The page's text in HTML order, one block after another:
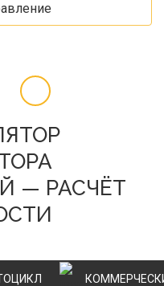
— РАСЧЁТ